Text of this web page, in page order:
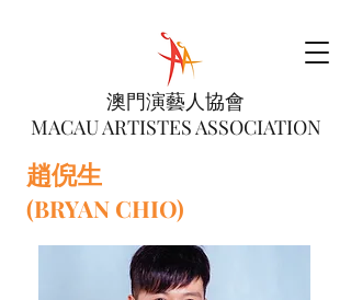
澳門演藝人協會
MACAU ARTISTES ASSOCIATION
趙倪生
(BRYAN CHIO)